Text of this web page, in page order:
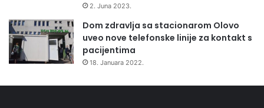
2. Juna 2023.
Dom zdravlja sa stacionarom Olovo
uveo nove telefonske linije za kontakt s
pacijentima
18. Januara 2022.